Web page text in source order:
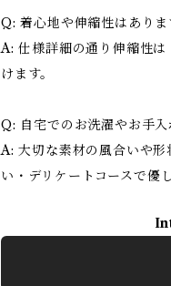
Q: 着心地や伸縮性はありま
A: 仕様詳細の通り伸縮性
けます。
Q: 自宅でのお洗濯やお手
A: 大切な素材の風合いや
い・デリケートコースで優